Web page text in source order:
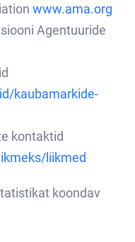
www.ama.org
Agentuuride
kaubamarkide-
kontaktid
liikmed
koondav